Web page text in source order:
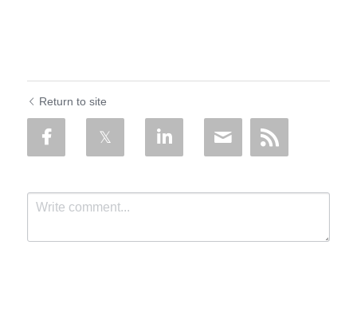
Return to site